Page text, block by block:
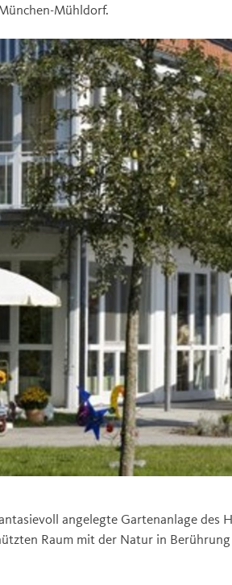
Mühldorf.
angelegte Gartenanlage des
Raum mit der Natur in